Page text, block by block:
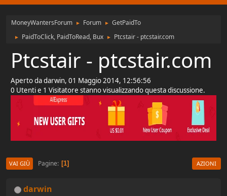
MoneyWantersForum ► Forum ► GetPaidTo
► PaidToClick, PaidToRead, Bux ► Ptcstair - ptcstair.com
Ptcstair - ptcstair.com
Aperto da darwin, 01 Maggio 2014, 12:56:56
0 Utenti e 1 Visitatore stanno visualizzando questa discussione.
VAI GIÙ Pagine 1 AZIONI
darwin